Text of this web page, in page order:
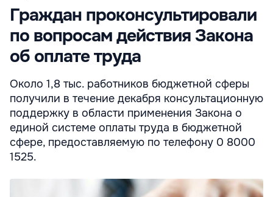
Граждан проконсультировали
по вопросам действия Закона
об оплате труда
Около 1,8 тыс. работников бюджетной сферы
получили в течение декабря консультационную
поддержку в области применения Закона о
единой системе оплаты труда в бюджетной
сфере, предоставляемую по телефону 0 8000
1525.